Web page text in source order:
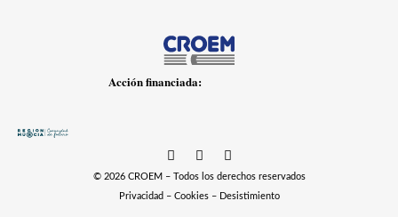
Acción financiada:
© 2026 CROEM – Todos los derechos reservados
Privacidad – Cookies– Desistimiento